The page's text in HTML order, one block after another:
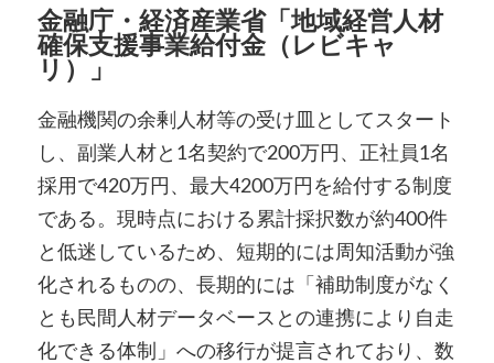
金融庁・経済産業省「地域経営人材
確保支援事業給付金（レビキャ
リ）」
金融機関の余剰人材等の受け皿としてスタート
し、副業人材と1名契約で200万円、正社員1名
採用で420万円、最大4200万円を給付する制度
である。現時点における累計採択数が約400件
と低迷しているため、短期的には周知活動が強
化されるものの、長期的には「補助制度がなく
とも民間人材データベースとの連携により自走
化できる体制」への移行が提言されており、数